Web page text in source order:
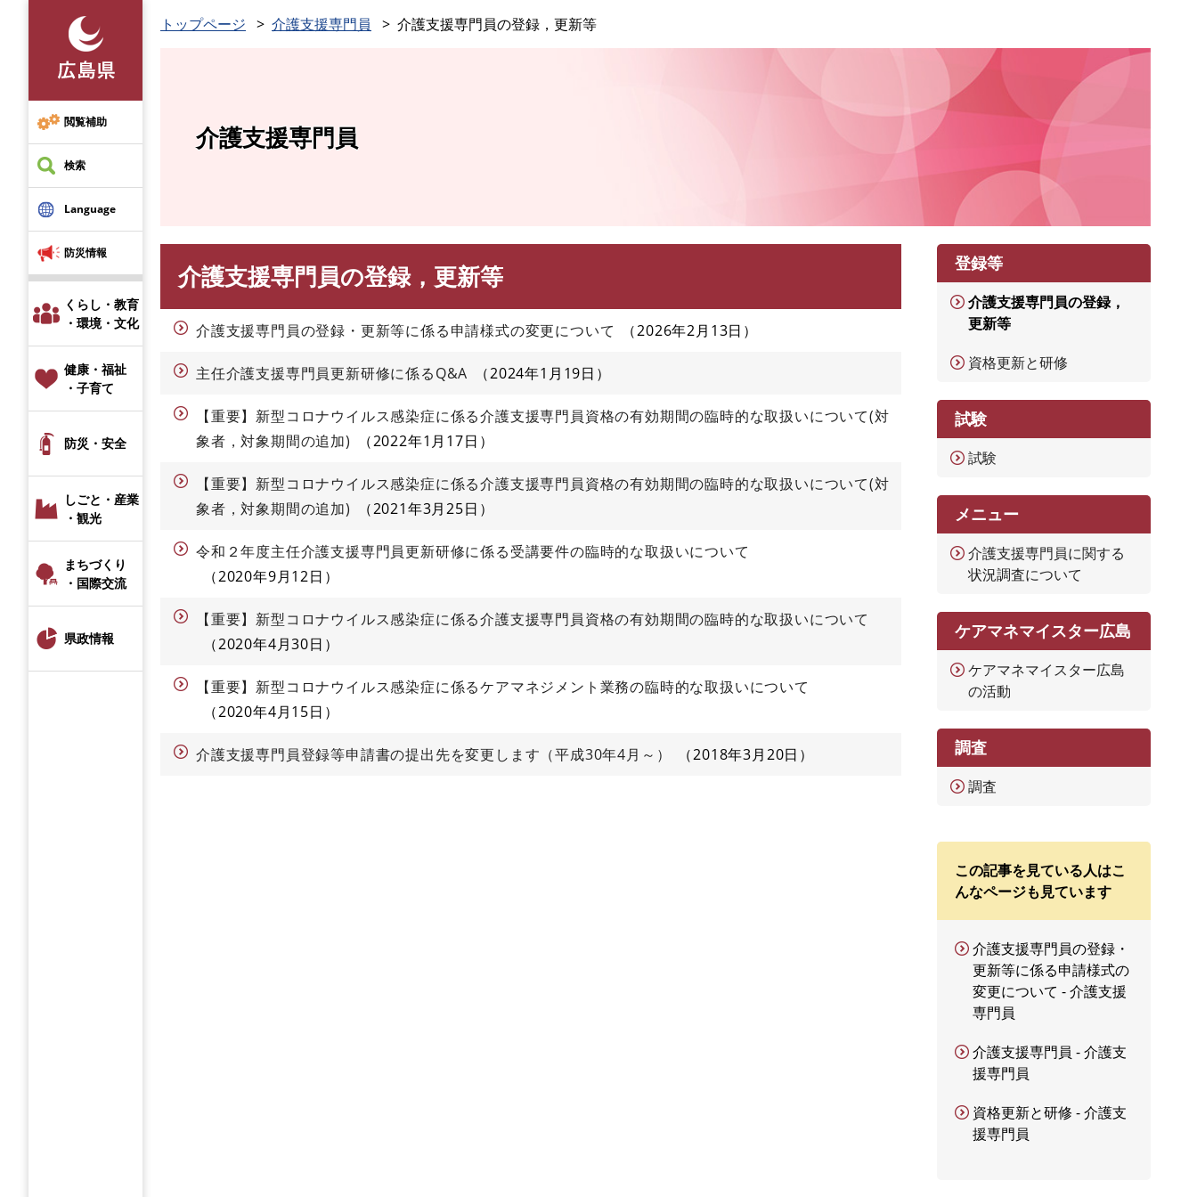
先
頭
で
す
閲覧補助
検索
Language
防災情報
くらし・教育
・環境・文化
健康・福祉
・子育て
防災・安全
しごと・産業
・観光
まちづくり
・国際交流
県政情報
トップページ 介護支援専門員 介護支援専門員の登録，更新等
介護支援専門員
介護支援専門員の登録，更新等
介護支援専門員の登録・更新等に係る申請様式の変更について 2026年2月13日
主任介護支援専門員更新研修に係るQ&A 2024年1月19日
【重要】新型コロナウイルス感染症に係る介護支援専門員資格の有効期間の臨時的な取扱いについて(対
象者，対象期間の追加)
2022年1月17日
【重要】新型コロナウイルス感染症に係る介護支援専門員資格の有効期間の臨時的な取扱いについて(対
象者，対象期間の追加)
2021年3月25日
令和２年度主任介護支援専門員更新研修に係る受講要件の臨時的な取扱いについて
2020年9月12日
【重要】新型コロナウイルス感染症に係る介護支援専門員資格の有効期間の臨時的な取扱いについて
2020年4月30日
【重要】新型コロナウイルス感染症に係るケアマネジメント業務の臨時的な取扱いについて
2020年4月15日
介護支援専門員登録等申請書の提出先を変更します（平成30年4月～） 2018年3月20日
登録等
介護支援専門員の登録，
更新等
資格更新と研修
試験
試験
メニュー
介護支援専門員に関する
状況調査について
ケアマネマイスター広島
ケアマネマイスター広島
の活動
調査
調査
この記事を見ている人はこ
んなページも見ています
介護支援専門員の登録・
更新等に係る申請様式の
変更について - 介護支援
専門員
介護支援専門員 - 介護支
援専門員
資格更新と研修 - 介護支
援専門員